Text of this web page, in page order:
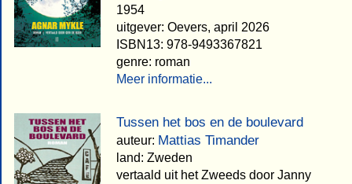
1954
uitgever: Oevers, april 2026
ISBN13: 978-9493367821
genre: roman
Meer informatie...
Tussen het bos en de boulevard
auteur: Mattias Timander
land: Zweden
vertaald uit het Zweeds door Janny